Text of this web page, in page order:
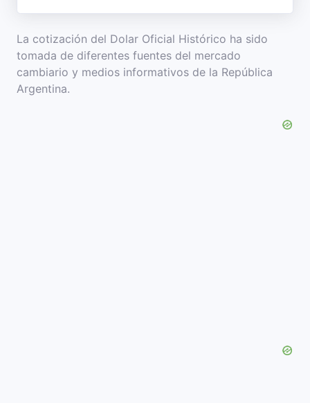
La cotización del Dolar Oficial Histórico ha sido
tomada de diferentes fuentes del mercado
cambiario y medios informativos de la República
Argentina.